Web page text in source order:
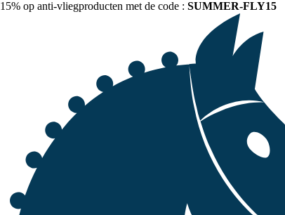
15% op anti-vliegproducten met de code : SUMMER-FLY15